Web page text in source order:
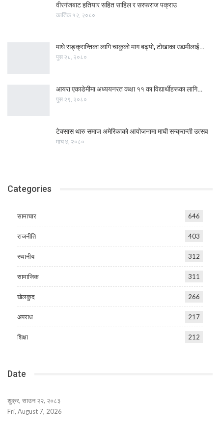
वीरगंजबाट हतियार सहित साहिल र सरफराज पक्राउ
कार्तिक १२, २०८०
माघे सङ्क्रान्तिका लागि चाकुको माग बढ्यो, टोखाका उद्यमीलाई…
पुस २८, २०८०
आयरा एकाडेमीमा अध्ययनरत कक्षा ११ का विद्यार्थीहरूका लागि…
पुस २९, २०८०
टेक्सास थारु समाज अमेरिकाको आयोजनामा माघी सन्क्रान्ती उत्सव
माघ ४, २०८०
Categories
सामाचार 646
राजनीति 403
स्थानीय 312
सामाजिक 311
खेलकुद 266
अपराध 217
शिक्षा 212
Date
शुक्र, साउन २२, २०८३
Fri, August 7, 2026